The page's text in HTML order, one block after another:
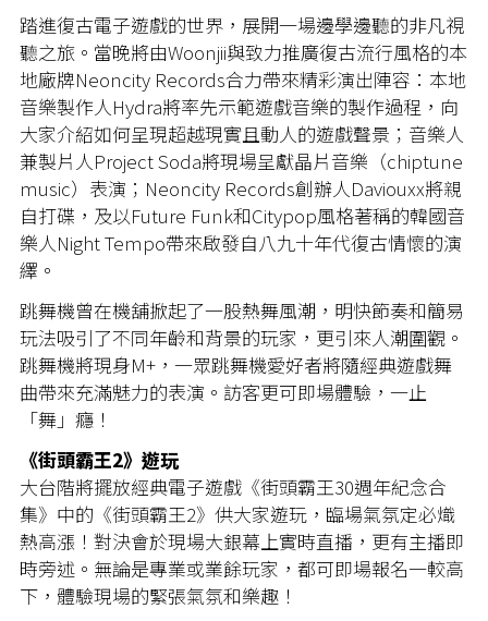
踏進復古電子遊戲的世界，展開一場邊學邊聽的非凡視
聽之旅。當晚將由Woonjii與致力推廣復古流行風格的本
地廠牌Neoncity Records合力帶來精彩演出陣容：本地
音樂製作人Hydra將率先示範遊戲音樂的製作過程，向
大家介紹如何呈現超越現實且動人的遊戲聲景；音樂人
兼製片人Project Soda將現場呈獻晶片音樂（chiptune
music）表演；Neoncity Records創辦人Daviouxx將親
自打碟，及以Future Funk和Citypop風格著稱的韓國音
樂人Night Tempo帶來啟發自八九十年代復古情懷的演
繹。
跳舞機曾在機舖掀起了一股熱舞風潮，明快節奏和簡易
玩法吸引了不同年齡和背景的玩家，更引來人潮圍觀。
跳舞機將現身M+，一眾跳舞機愛好者將隨經典遊戲舞
曲帶來充滿魅力的表演。訪客更可即場體驗，一止
「舞」癮！
《街頭霸王2》遊玩
大台階將擺放經典電子遊戲《街頭霸王30週年紀念合
集》中的《街頭霸王2》供大家遊玩，臨場氣氛定必熾
熱高漲！對決會於現場大銀幕上實時直播，更有主播即
時旁述。無論是專業或業餘玩家，都可即場報名一較高
下，體驗現場的緊張氣氛和樂趣！